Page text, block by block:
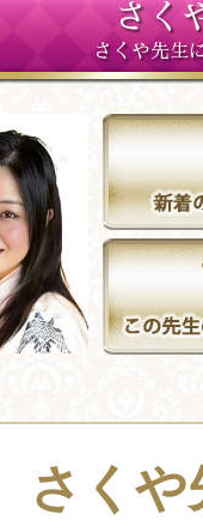
さく
さくや先生
さく